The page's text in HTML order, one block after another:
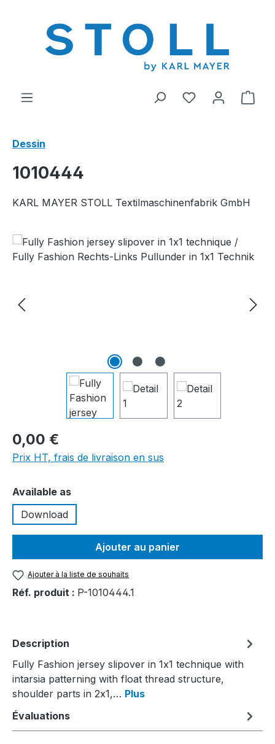
Vous avez 0Le
Dessin
1010444
KARL MAYER STOLL Textilmaschinenfabrik GmbH
Ignorer la galerie d'images
0,00 €
Prix HT, frais de livraison en sus
Sélectionnez
Available as
Download
Ajouter au panier
Ajouter à la liste de souhaits
Réf. produit : P-1010444.1
Description
Fully Fashion jersey slipover in 1x1 technique with
intarsia patterning with float thread structure,
shoulder parts in 2x1,… Plus
Évaluations